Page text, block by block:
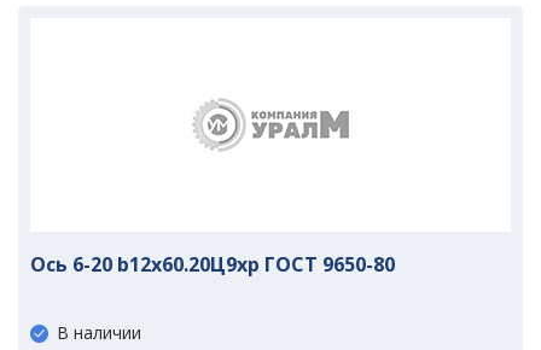
Ось 6-20 b12х60.20Ц9хр ГОСТ 9650-80
В наличии